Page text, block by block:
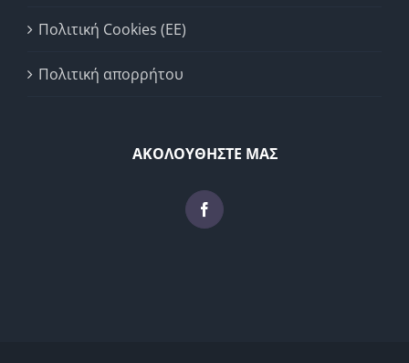
Πολιτική Cookies (ΕΕ)
Πολιτική απορρήτου
ΑΚΟΛΟΥΘΗΣΤΕ ΜΑΣ